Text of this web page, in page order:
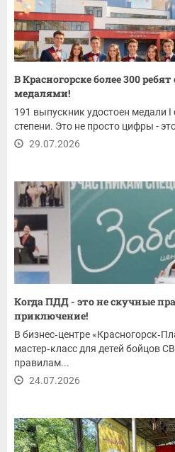
В Красногорске более 300
медалями!
191 выпускник удостоен медали I
степени. Это не просто цифры -
29.07.2026
Когда ПДД - это не скучные
приключение!
В бизнес‑центре
мастер‑класс для детей бойцов
правилам...
24.07.2026